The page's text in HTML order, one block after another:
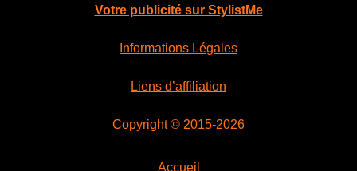
Votre publicité sur StylistMe
Informations Légales
Liens d’affiliation
Copyright © 2015-2026
Accueil